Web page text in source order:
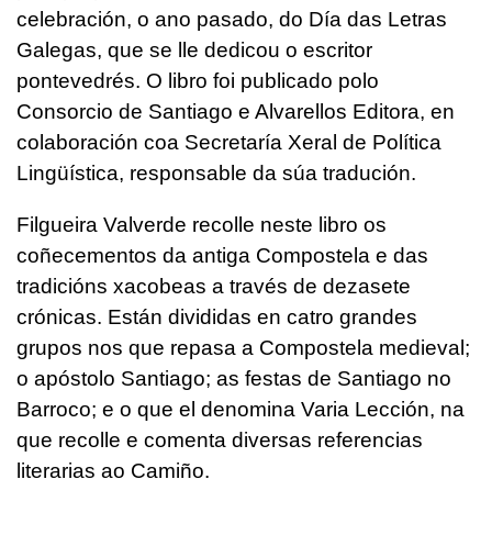
celebración, o ano pasado, do Día das Letras
Galegas, que se lle dedicou o escritor
pontevedrés. O libro foi publicado polo
Consorcio de Santiago e Alvarellos Editora, en
colaboración coa Secretaría Xeral de Política
Lingüística, responsable da súa tradución.
Filgueira Valverde recolle neste libro os
coñecementos da antiga Compostela e das
tradicións xacobeas a través de dezasete
crónicas. Están divididas en catro grandes
grupos nos que repasa a Compostela medieval;
o apóstolo Santiago; as festas de Santiago no
Barroco; e o que el denomina Varia Lección, na
que recolle e comenta diversas referencias
literarias ao Camiño.